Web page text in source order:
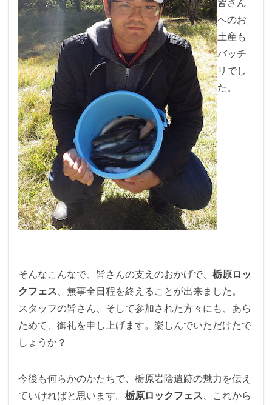
皆さん
へのお
土産も
バッチ
リでし
た。
そんなこんなで、皆さんの支えのおかげで、 栃原ロッ
クフェス 、無事全日程を終えることが出来ました。
スタッフの皆さん、そして参加された方々にも、あら
ためて、御礼を申し上げます。楽しんでいただけたで
しょうか？
今後も何らかのかたちで、栃原岩陰遺跡の魅力を伝え
ていければと思います。 栃原ロックフェス 、これから